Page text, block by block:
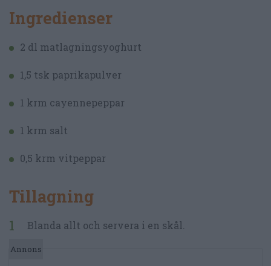
Ingredienser
2 dl matlagningsyoghurt
1,5 tsk paprikapulver
1 krm cayennepeppar
1 krm salt
0,5 krm vitpeppar
Tillagning
Blanda allt och servera i en skål.